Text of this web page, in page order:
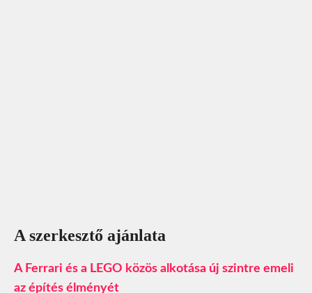
A szerkesztő ajánlata
A Ferrari és a LEGO közös alkotása új szintre emeli
az építés élményét